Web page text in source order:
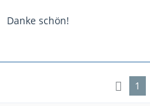
Danke schön!
1